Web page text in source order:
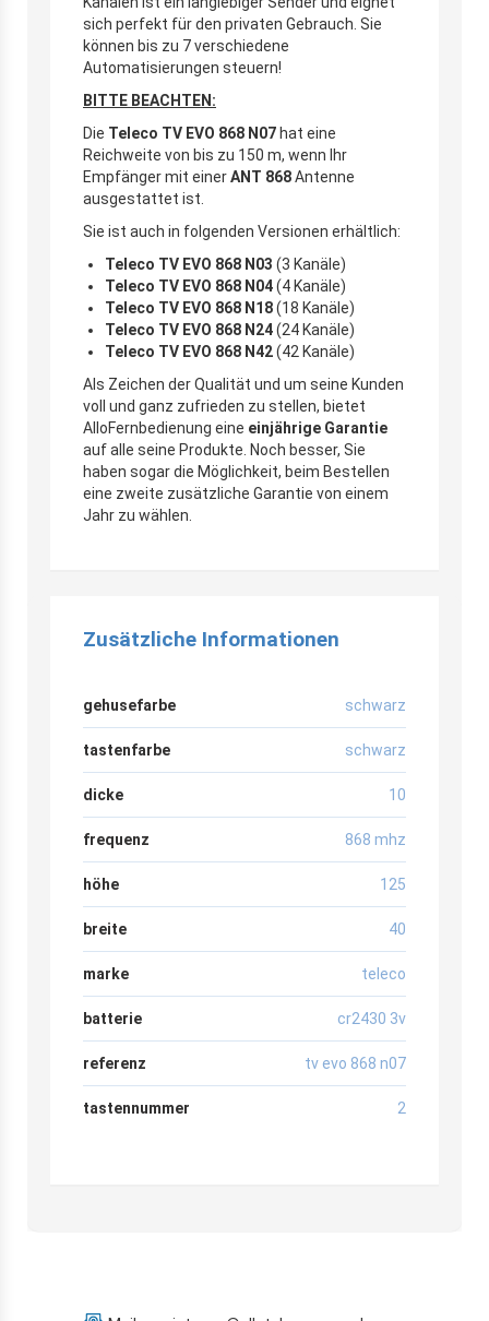
sich perfekt für den privaten Gebrauch. Sie
können bis zu 7 verschiedene
Automatisierungen steuern!
BITTE BEACHTEN:
Die Teleco TV EVO 868 N07hat eine
Reichweite von bis zu 150 m, wenn Ihr
Empfänger mit einerANT 868Antenne
ausgestattet ist.
Sie ist auch in folgenden Versionen erhältlich:
Teleco TV EVO 868 N03 (3 Kanäle)
Teleco TV EVO 868 N04(4 Kanäle)
Teleco TV EVO 868 N18(18 Kanäle)
Teleco TV EVO 868 N24(24 Kanäle)
Teleco TV EVO 868 N42(42 Kanäle)
Als Zeichen der Qualität und um seine Kunden
voll und ganz zufrieden zu stellen, bietet
AlloFernbedienung eine einjährige Garantie
auf alle seine Produkte. Noch besser, Sie
haben sogar die Möglichkeit, beim Bestellen
eine zweite zusätzliche Garantie von einem
Jahr zu wählen.
Zusätzliche Informationen
gehusefarbe schwarz
tastenfarbe schwarz
dicke 10
frequenz 868 mhz
höhe 125
breite 40
marke teleco
batterie cr2430 3v
referenz tv evo 868 n07
tastennummer 2